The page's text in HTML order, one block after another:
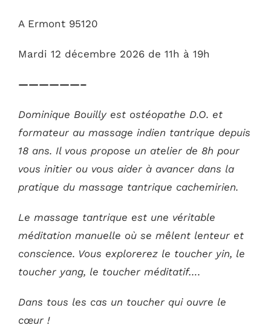
A Ermont 95120
Mardi 12 décembre 2026 de 11h à 19h
——————–
Dominique Bouilly est ostéopathe D.O. et
formateur au massage indien tantrique depuis
18 ans. Il vous propose un atelier de 8h pour
vous initier ou vous aider à avancer dans la
pratique du massage tantrique cachemirien.
Le massage tantrique est une véritable
méditation manuelle où se mêlent lenteur et
conscience. Vous explorerez le toucher yin, le
toucher yang, le toucher méditatif….
Dans tous les cas un toucher qui ouvre le
cœur !